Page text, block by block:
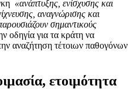
«ανάπτυξης, ενίσχυσης και
αναγνώρισης και
σημαντικούς
οδηγία για τα κράτη να
αναζήτηση τέτοιων παθογόνων
ετοιμότητα